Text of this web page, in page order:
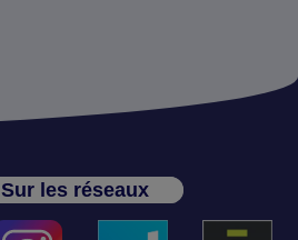
Sur les réseaux